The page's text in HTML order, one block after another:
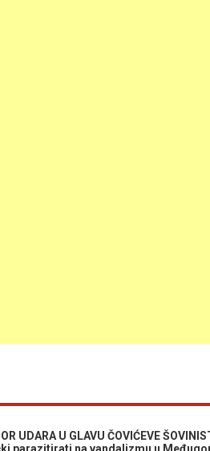
UDARA U GLAVU ČOVIĆEVE